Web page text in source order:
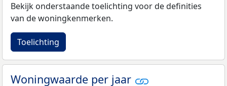
Bekijk onderstaande toelichting voor de definities
van de woningkenmerken.
Toelichting
Woningwaarde per jaar